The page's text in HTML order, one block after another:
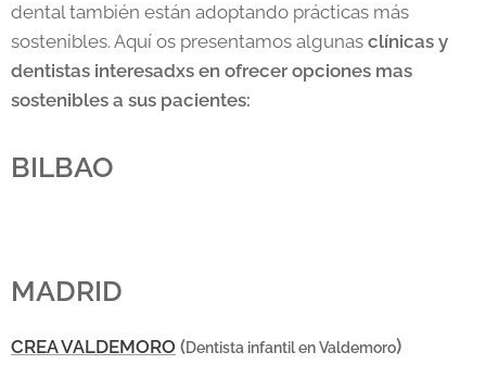
dental también están adoptando prácticas más
sostenibles. Aquí os presentamos algunas clínicas y
dentistas interesadxs en ofrecer opciones mas
sostenibles a sus pacientes:
BILBAO
MADRID
CREA VALDEMORO (Dentista infantil en Valdemoro)